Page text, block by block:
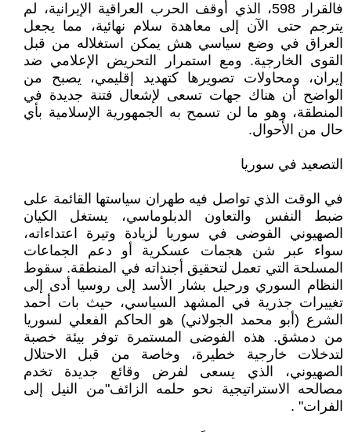
فالقرار 598، الذي أوقف الحرب العراقية الإيرانية، لم
يترجم حتى الآن إلى معاهدة سلام نهائية، مما يجعل
العراق في وضع سياسي هش يمكن استغلاله من قبل
القوى الخارجية. ومع استمرار التحريض الإعلامي ضد
إيران، ومحاولات تصويرها كتهديد إقليمي، يصبح من
الواضح أن هناك جهات تسعى لإشعال فتنة جديدة في
المنطقة، وهو ما لن تسمح به الجمهورية الإسلامية بأي
حال من الأحوال.
التصعيد في سوريا
في الوقت الذي تواصل فيه طهران سياستها القائمة على
ضبط النفس والتعاون الدبلوماسي، يستغل الكيان
الصهيوني الفوضى في سوريا لزيادة وتيرة اعتداءاته،
سواء عبر شن هجمات عسكرية أو دعم الجماعات
المسلحة التي تعمل لتحقيق أجنداته في المنطقة. سقوط
النظام السوري ورحيل بشار الأسد إلى روسيا أدى إلى
تغييرات جذرية في المشهد السياسي، حيث بات أحمد
الشرع (أبو محمد الجولاني) هو الحاكم الفعلي لسوريا
من دمشق. هذه الفوضى المستمرة توفر بيئة خصبة
لتدخلات خارجية خطيرة، وخاصة من قبل الاحتلال
الصهيوني، الذي يسعى لفرض وقائع جديدة تخدم
مصالحه الاستراتيجية نحو حلمه الزائف"من النيل إلى
الفرات" .